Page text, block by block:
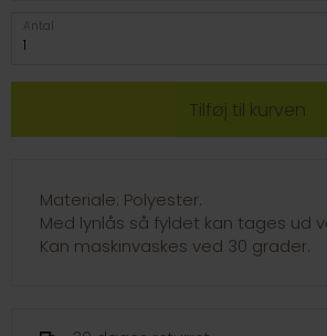
Antal
Materiale: Polyester.
Med lynlås så fyldet kan tages ud
Kan maskinvaskes ved 30 grader.